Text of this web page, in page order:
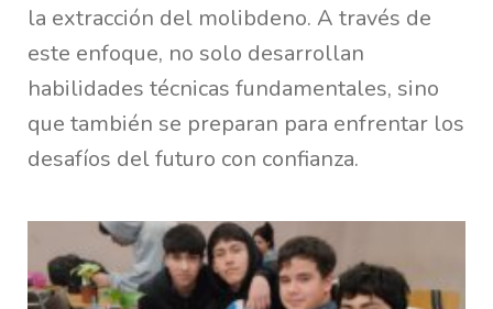
la extracción del molibdeno. A través de
este enfoque, no solo desarrollan
habilidades técnicas fundamentales, sino
que también se preparan para enfrentar los
desafíos del futuro con confianza.